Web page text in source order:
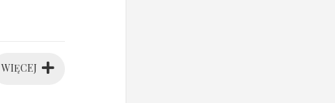
WIĘCEJ